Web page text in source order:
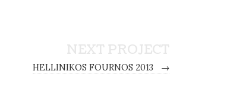
NEXT PROJECT
HELLINIKOS FOURNOS 2013 →